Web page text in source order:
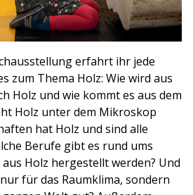
erfahrt ihr jede
zum Thema Holz: Wie wird aus
Holz und wie kommt es aus dem
Holz unter dem Mikroskop
hat Holz und sind alle
Berufe gibt es rund ums
aus Holz hergestellt werden? Und
für das Raumklima, sondern